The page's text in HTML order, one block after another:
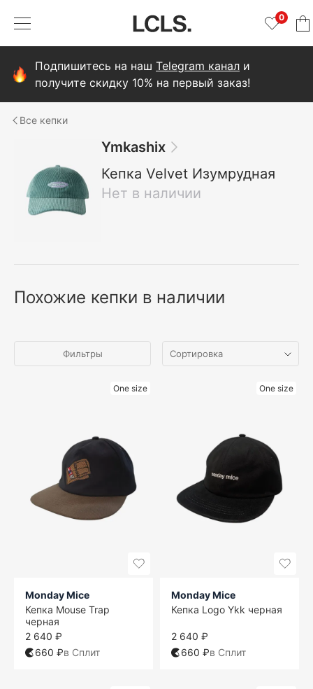
0
Подпишитесь на наш Telegram канал и
получите скидку 10% на первый заказ!
кепки
Ymkashix
Кепка Velvet Изумрудная
Нет в наличии
Похожие кепки в наличии
Фильтры
One size
Monday Mice
Кепка Mouse Trap
черная
2 640 ₽
660 ₽в Сплит
One size
Monday Mice
Кепка Logo Ykk черная
2 640 ₽
660 ₽в Сплит